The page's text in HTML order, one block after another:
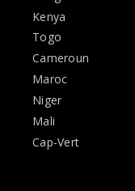
Kenya
Togo
Cameroun
Maroc
Niger
Mali
Cap-Vert